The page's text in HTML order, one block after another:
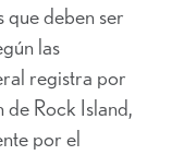
que deben ser
las
registra por
de Rock Island,
por el